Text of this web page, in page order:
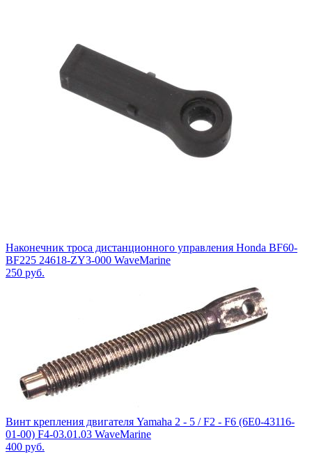
Наконечник троса дистанционного управления Honda BF60-
BF225 24618-ZY3-000 WaveMarine
250 руб.
Винт крепления двигателя Yamaha 2 - 5 / F2 - F6 (6E0-43116-
01-00) F4-03.01.03 WaveMarine
400 руб.